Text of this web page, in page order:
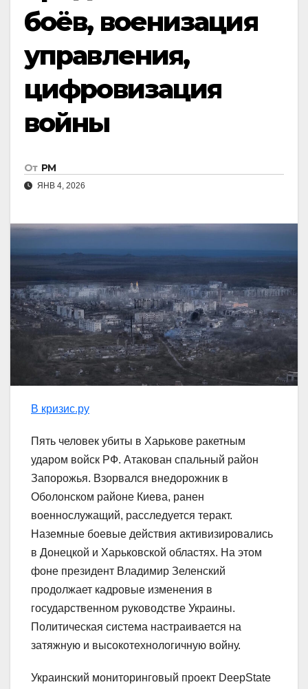
боёв, военизация
управления,
цифровизация
войны
От РМ
ЯНВ 4, 2026
В кризис.ру
Пять человек убиты в Харькове ракетным
ударом войск РФ. Атакован спальный район
Запорожья. Взорвался внедорожник в
Оболонском районе Киева, ранен
военнослужащий, расследуется теракт.
Наземные боевые действия активизировались
в Донецкой и Харьковской областях. На этом
фоне президент Владимир Зеленский
продолжает кадровые изменения в
государственном руководстве Украины.
Политическая система настраивается на
затяжную и высокотехнологичную войну.
Украинский мониторинговый проект DeepState